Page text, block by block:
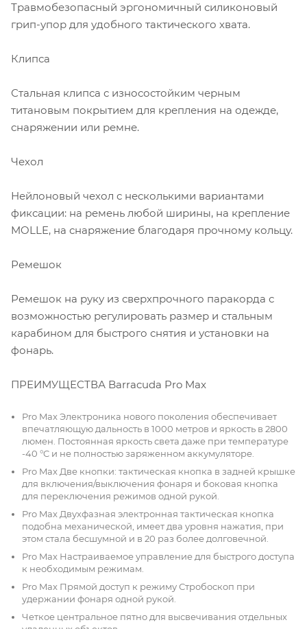
Травмобезопасный эргономичный силиконовый
грип-упор для удобного тактического хвата.
Клипса
Стальная клипса с износостойким черным
титановым покрытием для крепления на одежде,
снаряжении или ремне.
Чехол
Нейлоновый чехол с несколькими вариантами
фиксации: на ремень любой ширины, на крепление
MOLLE, на снаряжение благодаря прочному кольцу.
Ремешок
Ремешок на руку из сверхпрочного паракорда с
возможностью регулировать размер и стальным
карабином для быстрого снятия и установки на
фонарь.
ПРЕИМУЩЕСТВА Barracuda Pro Max
Pro Max Электроника нового поколения обеспечивает
впечатляющую дальность в 1000 метров и яркость в 2800
люмен. Постоянная яркость света даже при температуре
-40 °C и не полностью заряженном аккумуляторе.
Pro Max Две кнопки: тактическая кнопка в задней крышке
для включения/выключения фонаря и боковая кнопка
для переключения режимов одной рукой.
Pro Max Двухфазная электронная тактическая кнопка
подобна механической, имеет два уровня нажатия, при
этом стала бесшумной и в 20 раз более долговечной.
Pro Max Настраиваемое управление для быстрого доступа
к необходимым режимам.
Pro Max Прямой доступ к режиму Стробоскоп при
удержании фонаря одной рукой.
Четкое центральное пятно для высвечивания отдельных